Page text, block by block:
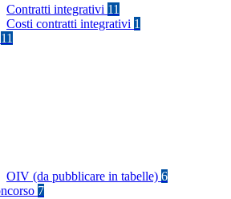
Contratti integrativi 11
Costi contratti integrativi 1
11
OIV (da pubblicare in tabelle) 6
7